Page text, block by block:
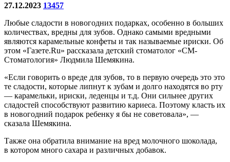
27.12.2023 13457
Любые сладости в новогодних подарках, особенно в больших
количествах, вредны для зубов. Однако самыми вредными
являются карамельные конфеты и так называемые ириски. Об
этом «Газете.Ru» рассказала детский стоматолог «СМ-
Стоматология» Людмила Шемякина.
«Если говорить о вреде для зубов, то в первую очередь это это
те сладости, которые липнут к зубам и долго находятся во рту
— карамельки, ириски, леденцы и т.д. Они сильнее других
сладостей способствуют развитию кариеса. Поэтому класть их
в новогодний подарок ребенку я бы не советовала», —
сказала Шемякина.
Также она обратила внимание на вред молочного шоколада,
в котором много сахара и различных добавок.